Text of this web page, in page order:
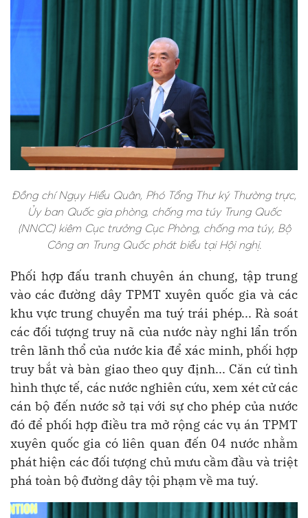
Đồng chí Ngụy Hiểu Quân, Phó Tổng Thư ký Thường trực,
Ủy ban Quốc gia phòng, chống ma túy Trung Quốc
(NNCC) kiêm Cục trưởng Cục Phòng, chống ma túy, Bộ
Công an Trung Quốc phát biểu tại Hội nghị.
Phối hợp đấu tranh chuyên án chung, tập trung
vào các đường dây TPMT xuyên quốc gia và các
khu vực trung chuyển ma tuý trái phép... Rà soát
các đối tượng truy nã của nước này nghi lẩn trốn
trên lãnh thổ của nước kia để xác minh, phối hợp
truy bắt và bàn giao theo quy định... Căn cứ tình
hình thực tế, các nước nghiên cứu, xem xét cử các
cán bộ đến nước sở tại với sự cho phép của nước
đó để phối hợp điều tra mở rộng các vụ án TPMT
xuyên quốc gia có liên quan đến 04 nước nhằm
phát hiện các đối tượng chủ mưu cầm đầu và triệt
phá toàn bộ đường dây tội phạm về ma tuý.